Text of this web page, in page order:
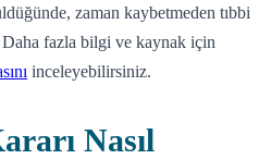
zaman kaybetmeden tıbbi
Daha fazla bilgi ve kaynak için
inceleyebilirsiniz.
Nasıl